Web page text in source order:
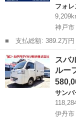
フォ
神戸市
■ 支払総額: 389.2万円 ■ 車両本体価格： 3,795,000 円 ■ メーカ
ー名： スバル ■ 車
Ｉスポーツ ブラック
量： 1...
兵庫 神戸市
スバ
ルー
サンバ
伊丹市